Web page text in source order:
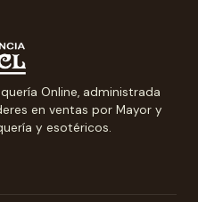
Online, administrada
en ventas por Mayor y
y esotéricos.